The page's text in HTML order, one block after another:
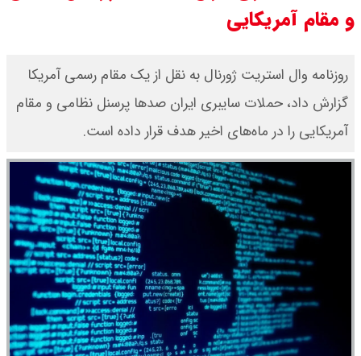
۱۴۰۵ اعلام شد/ طلا بر مدار صعود
قیمت نفت امروز جمعه ۱۶ مرداد ۱۴۰۵
/ نفت صعودی شد + جدول
و مقام آمریکایی
روزنامه وال استریت ژورنال به نقل از یک مقام رسمی آمریکا
گزارش داد، حملات سایبری ایران صدها پرسنل نظامی و مقام
آمریکایی را در ماه‌های اخیر هدف قرار داده است.